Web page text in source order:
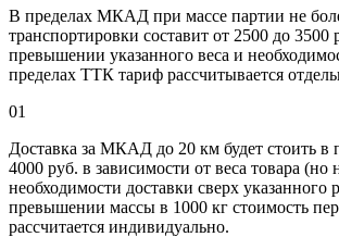
В пределах МКАД при массе партии не
транспортировки составит от 2500 до 3500
превышении указанного веса и
пределах ТТК тариф рассчитывается
01
Доставка за МКАД до 20 км будет стоить в
4000 руб. в зависимости от веса товара (но
необходимости доставки сверх указанного
превышении массы в 1000 кг стоимость
рассчитается индивидуально.